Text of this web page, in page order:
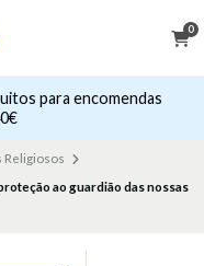
0
para encomendas
Religiosos
ao guardião das nossas